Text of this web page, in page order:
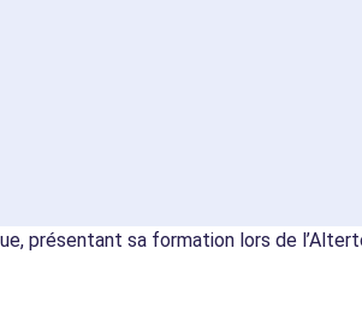
présentant sa formation lors de